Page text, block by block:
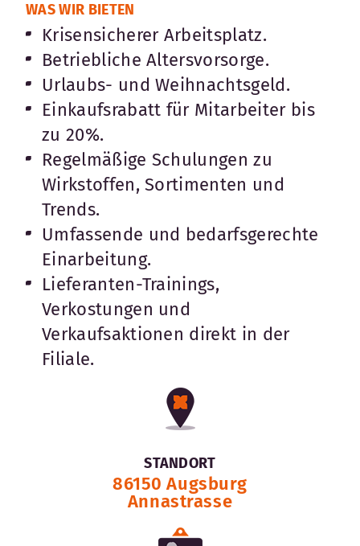
WAS WIR BIETEN
Krisensicherer Arbeitsplatz.
Betriebliche Altersvorsorge.
Urlaubs- und Weihnachtsgeld.
Einkaufsrabatt für Mitarbeiter bis
zu 20%.
Regelmäßige Schulungen zu
Wirkstoffen, Sortimenten und
Trends.
Umfassende und bedarfsgerechte
Einarbeitung.
Lieferanten-Trainings,
Verkostungen und
Verkaufsaktionen direkt in der
Filiale.
STANDORT
86150 Augsburg
Annastrasse